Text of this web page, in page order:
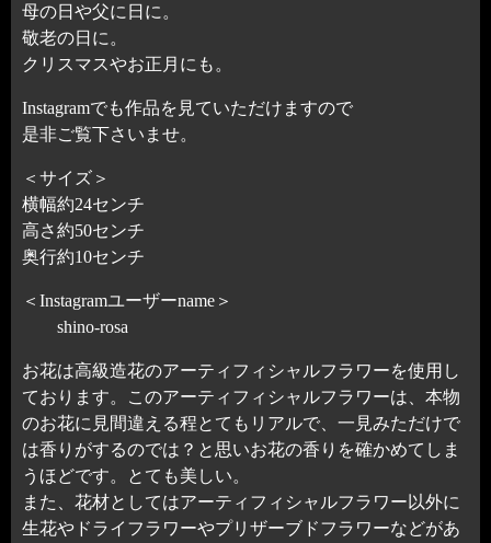
母の日や父に日に。
敬老の日に。
クリスマスやお正月にも。
Instagramでも作品を見ていただけますので
是非ご覧下さいませ。
＜サイズ＞
横幅約24センチ
高さ約50センチ
奥行約10センチ
＜Instagramユーザーname＞
shino-rosa
お花は高級造花のアーティフィシャルフラワーを使用し
ております。このアーティフィシャルフラワーは、本物
のお花に見間違える程とてもリアルで、一見みただけで
は香りがするのでは？と思いお花の香りを確かめてしま
うほどです。とても美しい。
また、花材としてはアーティフィシャルフラワー以外に
生花やドライフラワーやプリザーブドフラワーなどがあ